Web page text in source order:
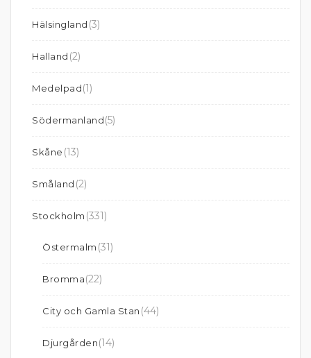
Hälsingland (3)
Halland (2)
Medelpad(1)
Södermanland(5)
Skåne (13)
Småland (2)
Stockholm (331)
Östermalm (31)
Bromma(22)
City och Gamla Stan (44)
Djurgården(14)